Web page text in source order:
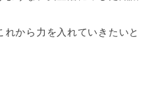
から力を入れていきたいと